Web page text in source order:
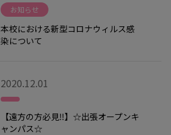
お知らせ
本校における新型コロナウィルス感
染について
2020.12.01
【遠方の方必見‼】☆出張オープンキ
ャンパス☆